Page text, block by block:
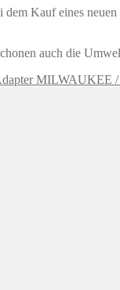
Kauf eines
auch die
MILWAUKEE